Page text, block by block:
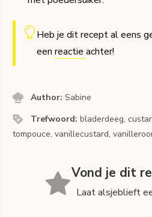
Heb je dit recept al eens
een reactie achter!
Author:Sabine
Trefwoord:bladerdeeg,
tompouce, vanillecustard,
Vond je dit
Laat alsjeblieft